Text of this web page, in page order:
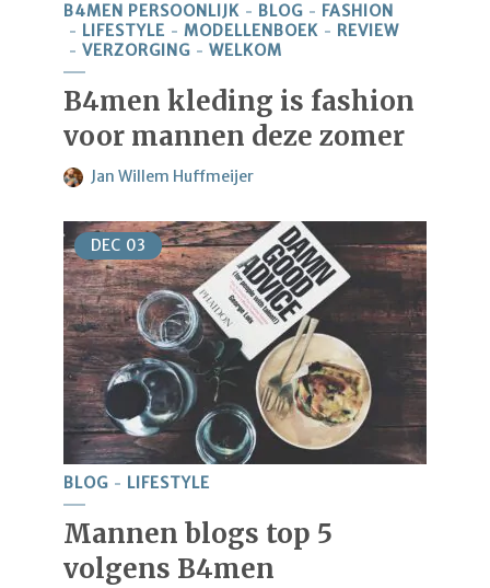
B4MEN PERSOONLIJK BLOG
FASHION
LIFESTYLE
MODELLENBOEK
REVIEW
VERZORGING
WELKOM
B4men kleding is fashion
voor mannen deze zomer
Jan Willem Huffmeijer
DEC 03
BLOG LIFESTYLE
Mannen blogs top 5
volgens B4men